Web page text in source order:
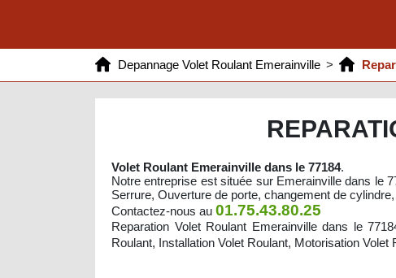
Depannage Volet Roulant Emerainville >
Volet Roulant Emerainville dans le 77184.
Notre entreprise est située sur Emerainville dans le
Serrure, Ouverture de porte, changement de
Contactez-nous au 01.75.43.80.25
Reparation Volet Roulant Emerainville dans le
Roulant, Installation Volet Roulant, Motorisation